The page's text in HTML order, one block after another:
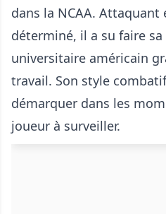
dans la NCAA. Attaquant
déterminé, il a su faire
universitaire américain
travail. Son style
démarquer dans les
joueur à surveiller.